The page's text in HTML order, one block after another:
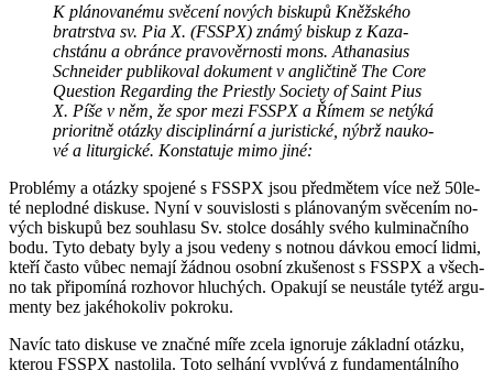
K plá­no­va­né­mu svě­ce­ní no­vých bis­ku­pů Kněž­ské­ho
bra­trstva sv. Pia X. (FSSPX) známý bis­kup z Ka­za­
chstá­nu a obrán­ce pra­vo­věr­nos­ti mons. Atha­na­sius
Schne­i­der pu­b­li­ko­val do­ku­ment v an­g­lič­ti­ně The Core
Ques­ti­on Re­gar­ding the Priest­ly So­ci­e­ty of Saint Pius
X. Píše v něm, že spor mezi FSSPX a Římem se ne­tý­ká
pri­o­rit­ně otáz­ky dis­ci­pli­nár­ní a ju­ris­tic­ké, nýbrž nau­ko­
vé a li­tur­gic­ké. Kon­sta­tu­je mimo jiné:
Pro­blémy a otáz­ky spo­je­né s FSSPX jsou před­mě­tem více než 50le­
té ne­plod­né dis­ku­se. Nyní v sou­vis­los­ti s plá­no­va­ným svě­ce­ním no­
vých bis­ku­pů bez sou­hla­su Sv. stol­ce do­sáh­ly svého kul­mi­nač­ní­ho
bodu. Tyto de­ba­ty byly a jsou ve­de­ny s not­nou dáv­kou emocí lidmi,
kteří často vůbec ne­ma­jí žád­nou osob­ní zku­še­nost s FSSPX a všech­
no tak při­po­mí­ná roz­ho­vor hlu­chých. Opa­ku­jí se ne­u­stá­le tytéž ar­gu­
men­ty bez ja­ké­ho­ko­liv po­kro­ku.
Navíc tato dis­ku­se ve znač­né míře zcela ig­no­ru­je zá­klad­ní otáz­ku,
kte­rou FSSPX na­sto­li­la. Toto se­lhá­ní vy­plý­vá z fun­da­men­tál­ní­ho